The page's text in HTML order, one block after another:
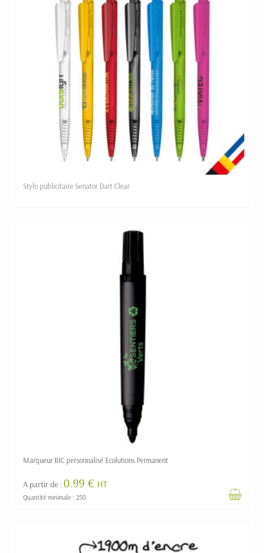
Stylo publicitaire Senator Dart Clear
Marqueur BIC personnalisé Ecolutions Permanent
A partir de : 0.99 € HT
Quantité minimale : 250